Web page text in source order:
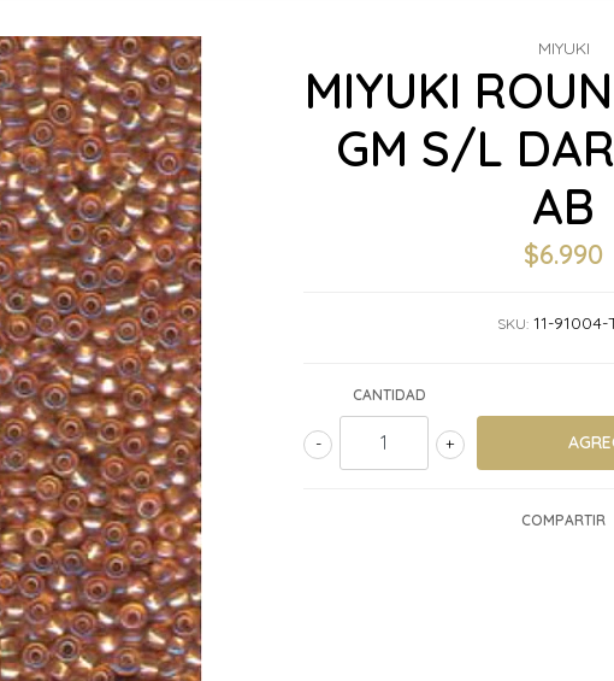
MIYUKI
MIYUKI
GM S/L
AB
$6.990
SKU: 11-91004-
CANTIDAD
+
-
COMPARTIR